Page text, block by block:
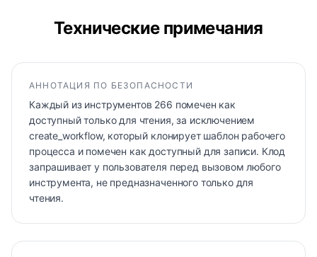
Технические примечания
АННОТАЦИЯ ПО БЕЗОПАСНОСТИ
Каждый из инструментов 266 помечен как
доступный только для чтения, за исключением
create_workflow, который клонирует шаблон рабочего
процесса и помечен как доступный для записи. Клод
запрашивает у пользователя перед вызовом любого
инструмента, не предназначенного только для
чтения.